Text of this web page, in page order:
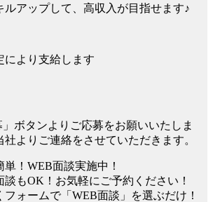
ルアップして、高収入が目指せます♪
により支給します
」ボタンよりご応募をお願いいたしま
社よりご連絡をさせていただきます。
！WEB面談実施中！
談もOK！お気軽にご予約ください！
フォームで「WEB面談」を選ぶだけ！